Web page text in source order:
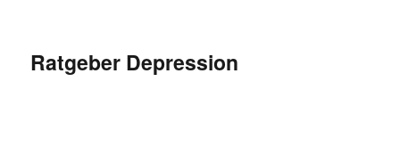
Ratgeber Depression